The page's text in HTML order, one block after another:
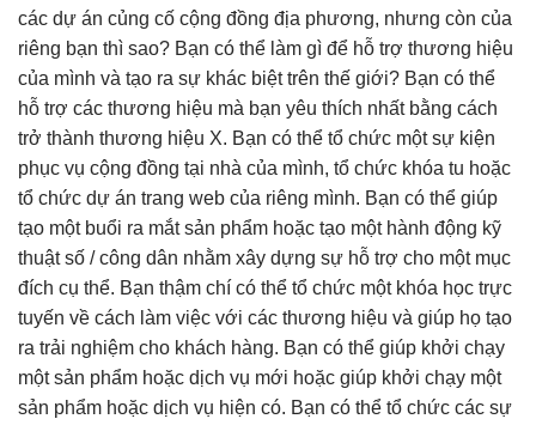
các dự án củng cố cộng đồng địa phương, nhưng còn của
riêng bạn thì sao? Bạn có thể làm gì để hỗ trợ thương hiệu
của mình và tạo ra sự khác biệt trên thế giới? Bạn có thể
hỗ trợ các thương hiệu mà bạn yêu thích nhất bằng cách
trở thành thương hiệu X. Bạn có thể tổ chức một sự kiện
phục vụ cộng đồng tại nhà của mình, tổ chức khóa tu hoặc
tổ chức dự án trang web của riêng mình. Bạn có thể giúp
tạo một buổi ra mắt sản phẩm hoặc tạo một hành động kỹ
thuật số / công dân nhằm xây dựng sự hỗ trợ cho một mục
đích cụ thể. Bạn thậm chí có thể tổ chức một khóa học trực
tuyến về cách làm việc với các thương hiệu và giúp họ tạo
ra trải nghiệm cho khách hàng. Bạn có thể giúp khởi chạy
một sản phẩm hoặc dịch vụ mới hoặc giúp khởi chạy một
sản phẩm hoặc dịch vụ hiện có. Bạn có thể tổ chức các sự